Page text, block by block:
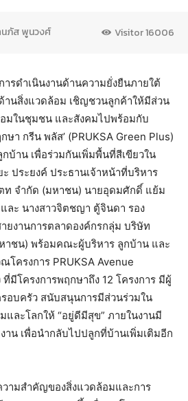
ภัส พูนวงศ์ Visitor16006
ารดำเนินงานด้านความยั่งยืนภายใต้
านสิ่งแวดล้อม เชิญชวนลูกค้าให้มีส่วน
มในชุมชน และสังคมไปพร้อมกับ
ษา กรีน พลัส’ (PRUKSA Green Plus)
บ้าน เพื่อร่วมกันเพิ่มพื้นที่สีเขียวใน
ประยงค์ ประธานเจ้าหน้าที่บริหาร
ท จำกัด (มหาชน) นายอุดมศักดิ์ แย้ม
ละ นางสาวจิตชญา ตู้จินดา รอง
ยงานการตลาดองค์กรกลุ่ม บริษัท
าชน) พร้อมคณะผู้บริหาร ลูกบ้าน และ
โครงการ PRUKSA Avenue
มีโครงการพฤกษาถึง 12 โครงการ มีผู้
อบครัว สนับสนุนการมีส่วนร่วมใน
และโลกให้ “อยู่ดีมีสุข” ภายในงานมี
าน เพื่อนำกลับไปปลูกที่บ้านเพิ่มเติมอีก
ามสำคัญของสิ่งแวดล้อมและการ